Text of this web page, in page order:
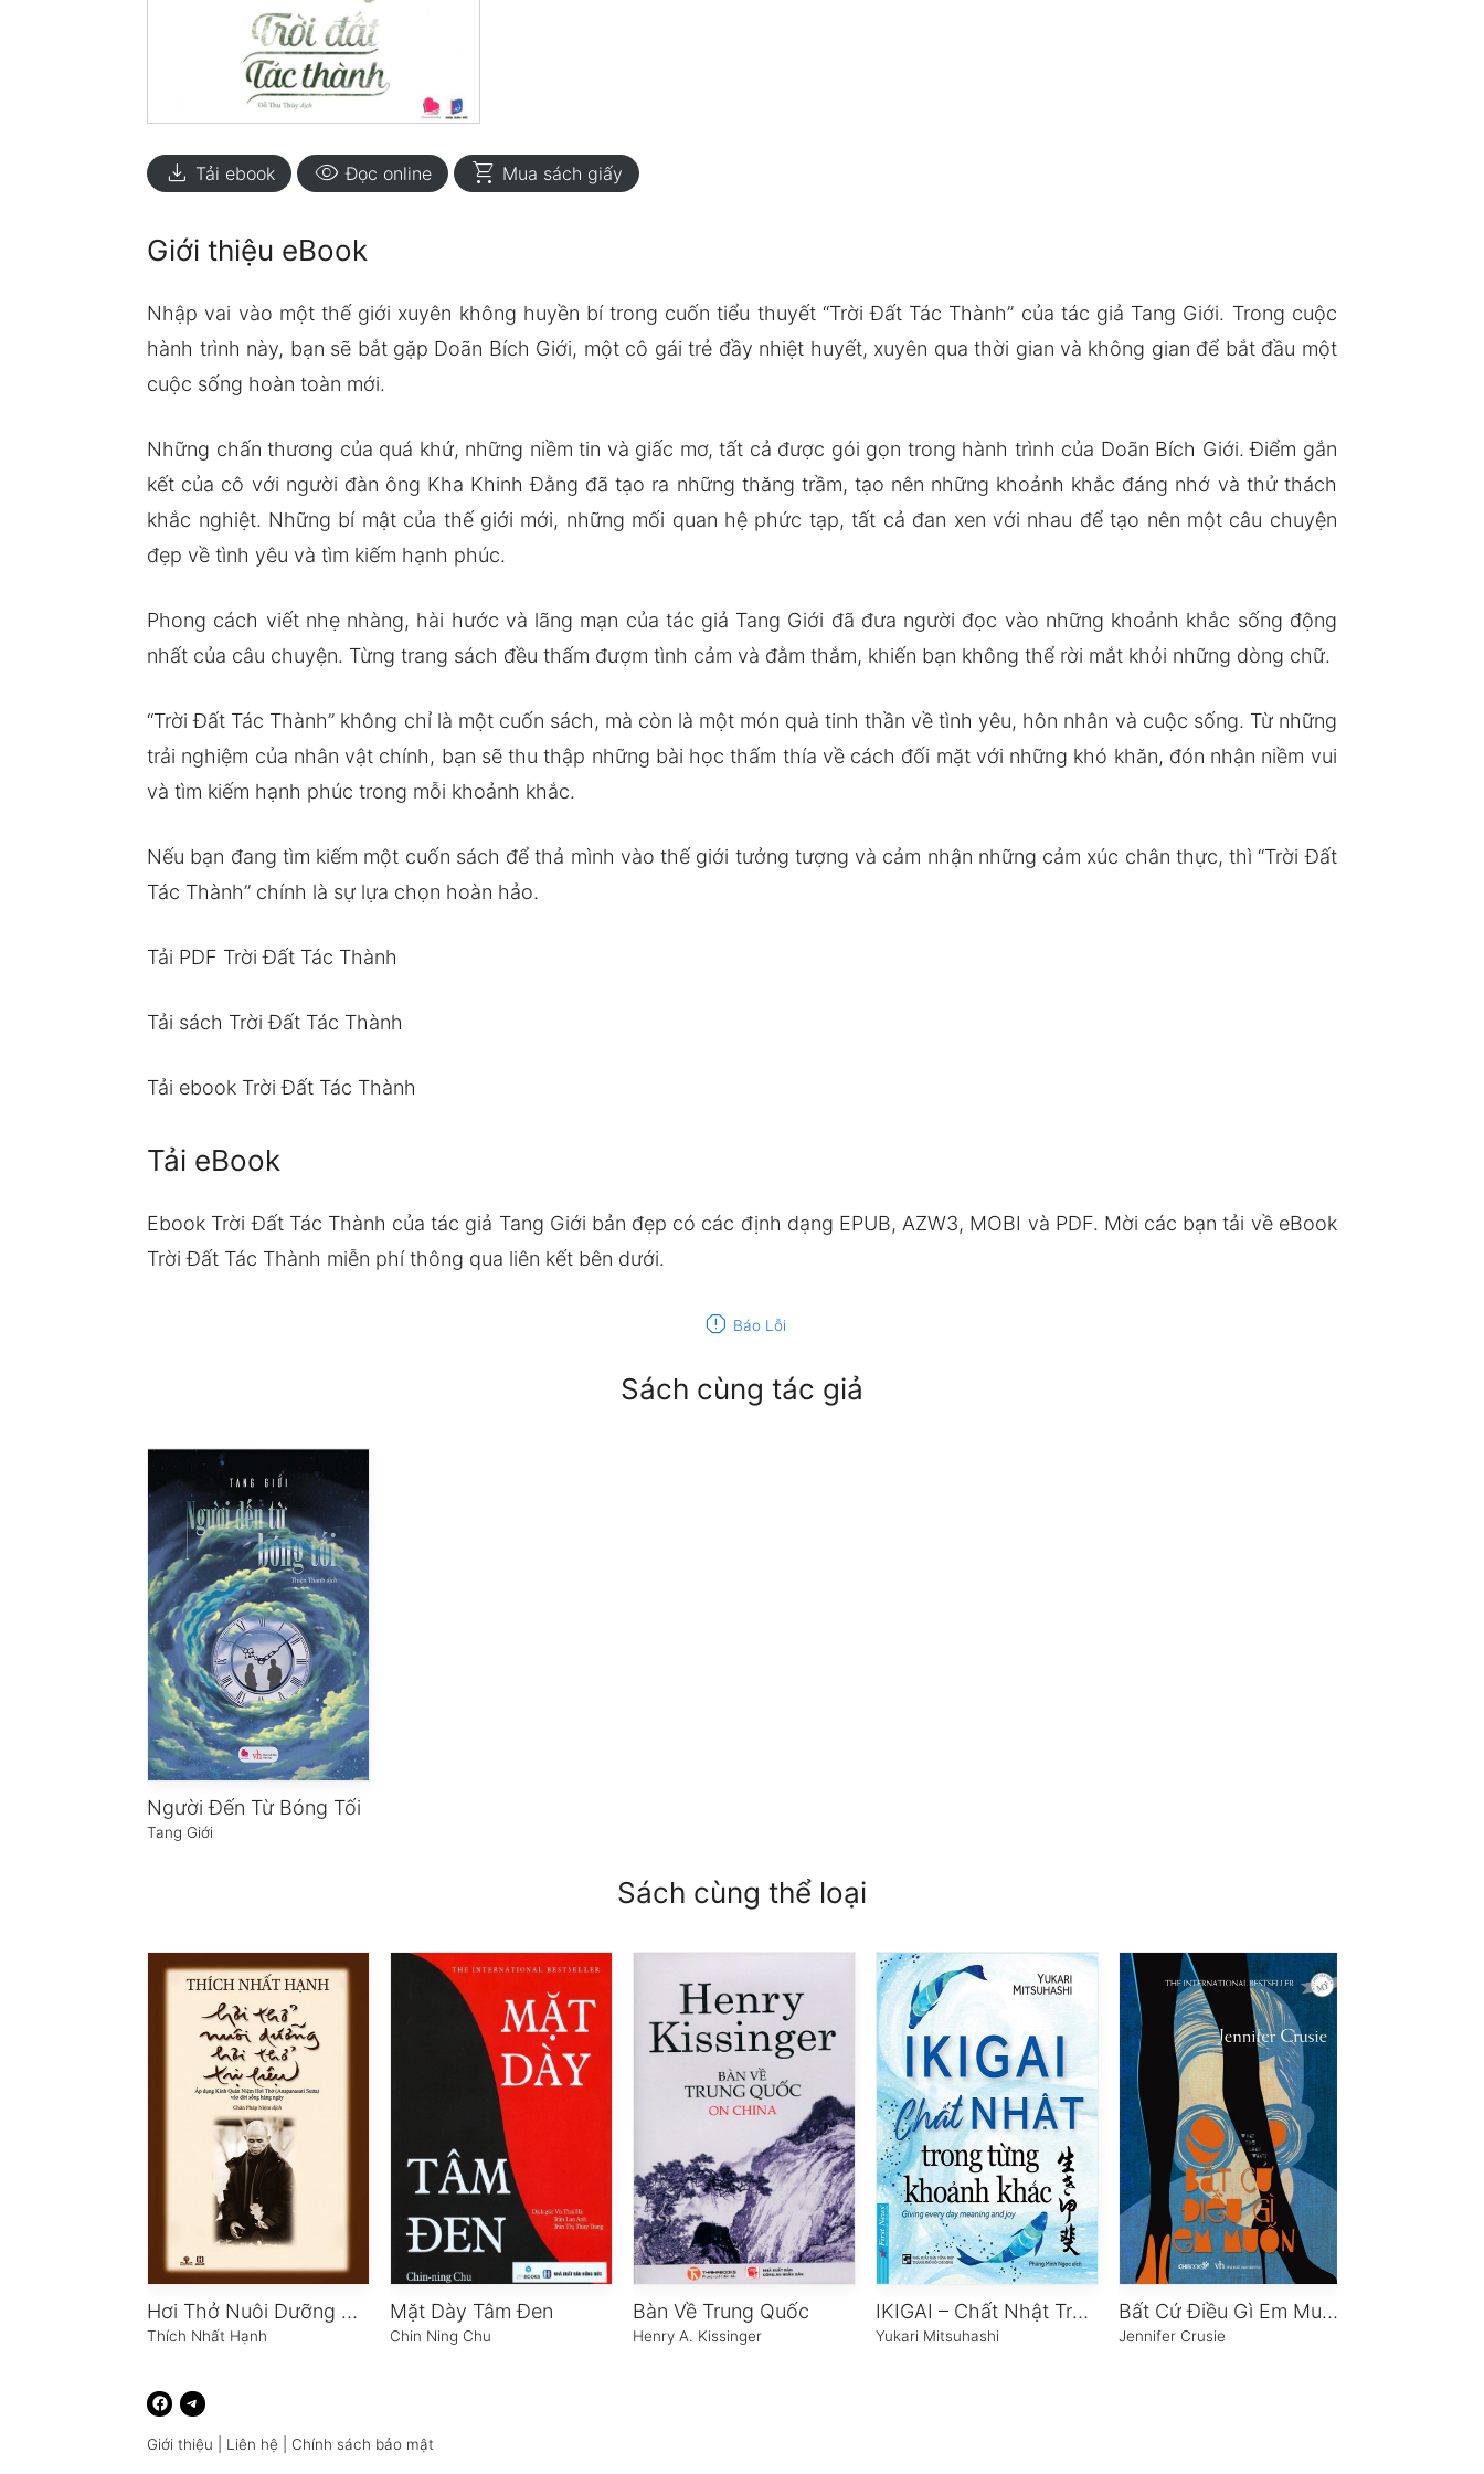
download Tải ebook visibility Đọc online shopping_cart Mua sách giấy
Giới thiệu eBook
Nhập vai vào một thế giới xuyên không huyền bí trong cuốn tiểu thuyết “Trời Đất Tác Thành” của tác giả Tang Giới. Trong cuộc
hành trình này, bạn sẽ bắt gặp Doãn Bích Giới, một cô gái trẻ đầy nhiệt huyết, xuyên qua thời gian và không gian để bắt đầu một
cuộc sống hoàn toàn mới.
Những chấn thương của quá khứ, những niềm tin và giấc mơ, tất cả được gói gọn trong hành trình của Doãn Bích Giới. Điểm gắn
kết của cô với người đàn ông Kha Khinh Đằng đã tạo ra những thăng trầm, tạo nên những khoảnh khắc đáng nhớ và thử thách
khắc nghiệt. Những bí mật của thế giới mới, những mối quan hệ phức tạp, tất cả đan xen với nhau để tạo nên một câu chuyện
đẹp về tình yêu và tìm kiếm hạnh phúc.
Phong cách viết nhẹ nhàng, hài hước và lãng mạn của tác giả Tang Giới đã đưa người đọc vào những khoảnh khắc sống động
nhất của câu chuyện. Từng trang sách đều thấm đượm tình cảm và đằm thắm, khiến bạn không thể rời mắt khỏi những dòng chữ.
“Trời Đất Tác Thành” không chỉ là một cuốn sách, mà còn là một món quà tinh thần về tình yêu, hôn nhân và cuộc sống. Từ những
trải nghiệm của nhân vật chính, bạn sẽ thu thập những bài học thấm thía về cách đối mặt với những khó khăn, đón nhận niềm vui
và tìm kiếm hạnh phúc trong mỗi khoảnh khắc.
Nếu bạn đang tìm kiếm một cuốn sách để thả mình vào thế giới tưởng tượng và cảm nhận những cảm xúc chân thực, thì “Trời Đất
Tác Thành” chính là sự lựa chọn hoàn hảo.
Tải PDF Trời Đất Tác Thành
Tải sách Trời Đất Tác Thành
Tải ebook Trời Đất Tác Thành
Tải eBook
Ebook Trời Đất Tác Thành của tác giả Tang Giới bản đẹp có các định dạng EPUB, AZW3, MOBI và PDF. Mời các bạn tải về eBook
Trời Đất Tác Thành miễn phí thông qua liên kết bên dưới.
report Báo Lỗi
Sách cùng tác giả
Người Đến Từ Bóng Tối
Tang Giới
Sách cùng thể loại
Hơi Thở Nuôi Dưỡng Và Trị Liệu
Thích Nhất Hạnh
Mặt Dày Tâm Đen
Chin Ning Chu
Bàn Về Trung Quốc
Henry A. Kissinger
IKIGAI – Chất Nhật Trong Từng Khoảnh khắc
Yukari Mitsuhashi
Bất Cứ Điều Gì Em Muốn
Jennifer Crusie
Giới thiệu Liên hệ Chính sách bảo mật